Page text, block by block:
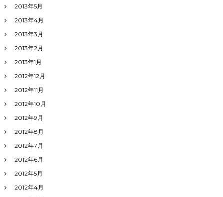
2013年5月
2013年4月
2013年3月
2013年2月
2013年1月
2012年12月
2012年11月
2012年10月
2012年9月
2012年8月
2012年7月
2012年6月
2012年5月
2012年4月